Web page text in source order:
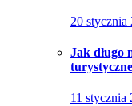
20 stycznia
Jak długo
11 stycznia